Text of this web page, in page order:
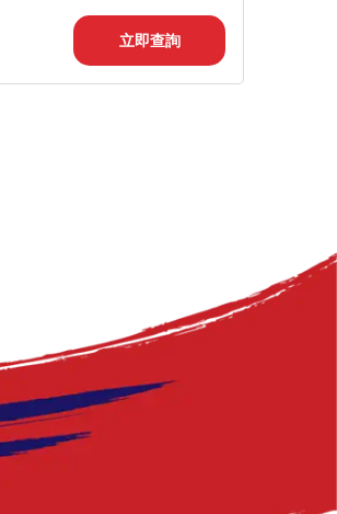
立即查詢